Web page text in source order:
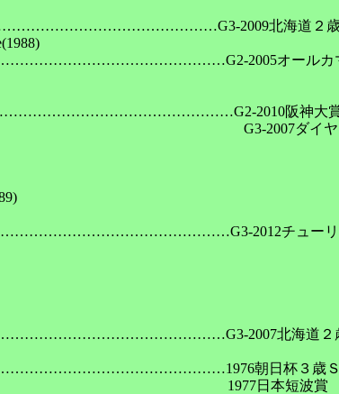
2009北海道２歳
2005オールカ
2010阪神大賞典
　　　　　　　　　　　　G3-2007ダイヤ
2012チューリッ
2007北海道２
朝日杯３歳Ｓ
　　　　　　　　　　　1977日本短波賞